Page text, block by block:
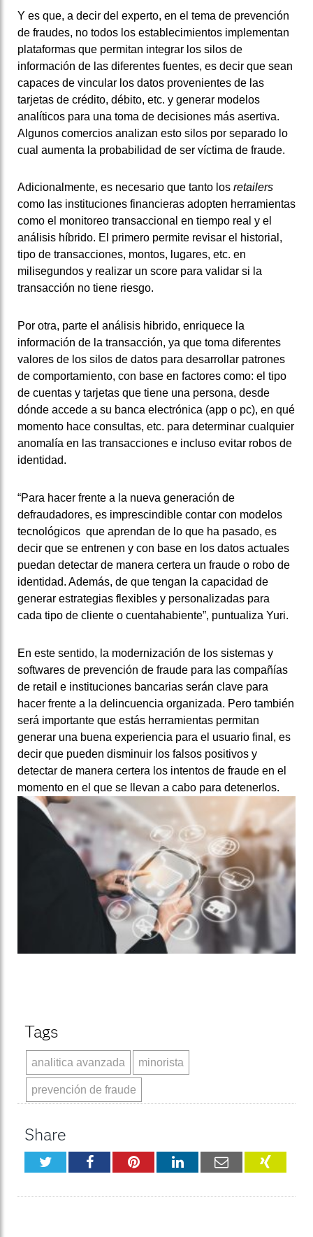
Y es que, a decir del experto, en el tema de prevención
de fraudes, no todos los establecimientos implementan
plataformas que permitan integrar los silos de
información de las diferentes fuentes, es decir que sean
capaces de vincular los datos provenientes de las
tarjetas de crédito, débito, etc. y generar modelos
analíticos para una toma de decisiones más asertiva.
Algunos comercios analizan esto silos por separado lo
cual aumenta la probabilidad de ser víctima de fraude.
Adicionalmente, es necesario que tanto los retailers
como las instituciones financieras adopten herramientas
como el monitoreo transaccional en tiempo real y el
análisis híbrido. El primero permite revisar el historial,
tipo de transacciones, montos, lugares, etc. en
milisegundos y realizar un score para validar si la
transacción no tiene riesgo.
Por otra, parte el análisis hibrido, enriquece la
información de la transacción, ya que toma diferentes
valores de los silos de datos para desarrollar patrones
de comportamiento, con base en factores como: el tipo
de cuentas y tarjetas que tiene una persona, desde
dónde accede a su banca electrónica (app o pc), en qué
momento hace consultas, etc. para determinar cualquier
anomalía en las transacciones e incluso evitar robos de
identidad.
“Para hacer frente a la nueva generación de
defraudadores, es imprescindible contar con modelos
tecnológicos que aprendan de lo que ha pasado, es
decir que se entrenen y con base en los datos actuales
puedan detectar de manera certera un fraude o robo de
identidad. Además, de que tengan la capacidad de
generar estrategias flexibles y personalizadas para
cada tipo de cliente o cuentahabiente”, puntualiza Yuri.
En este sentido, la modernización de los sistemas y
softwares de prevención de fraude para las compañías
de retail e instituciones bancarias serán clave para
hacer frente a la delincuencia organizada. Pero también
será importante que estás herramientas permitan
generar una buena experiencia para el usuario final, es
decir que pueden disminuir los falsos positivos y
detectar de manera certera los intentos de fraude en el
momento en el que se llevan a cabo para detenerlos.
Tags
analitica avanzada minorista
prevención de fraude
Share
TwitterFacebookPinterestLinkedInEmail